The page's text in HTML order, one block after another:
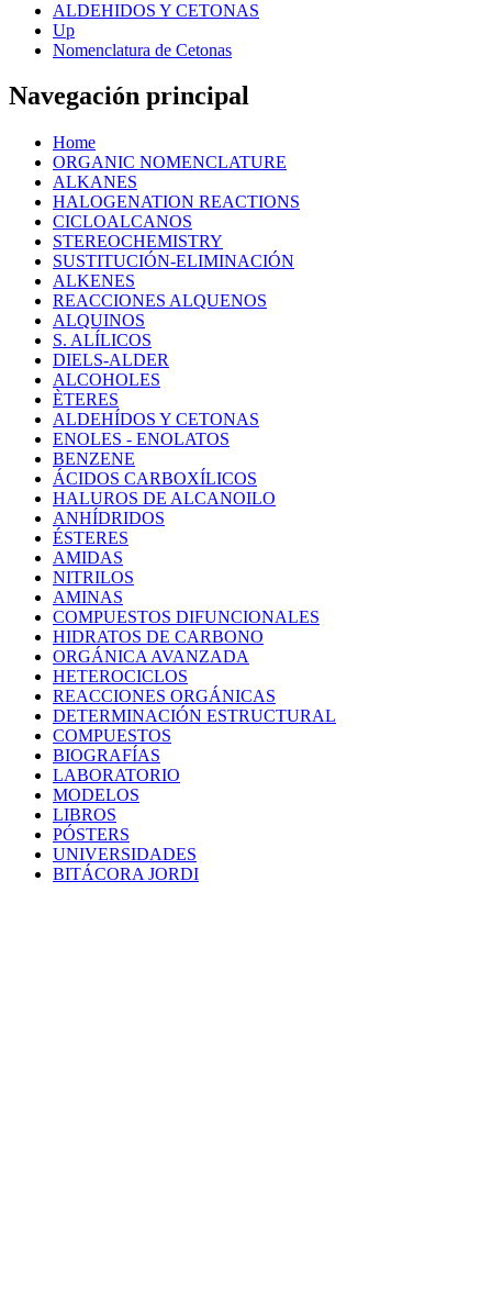
ALDEHIDOS Y CETONAS
Up
Nomenclatura de Cetonas
Navegación principal
Home
ORGANIC NOMENCLATURE
ALKANES
HALOGENATION REACTIONS
CICLOALCANOS
STEREOCHEMISTRY
SUSTITUCIÓN-ELIMINACIÓN
ALKENES
REACCIONES ALQUENOS
ALQUINOS
S. ALÍLICOS
DIELS-ALDER
ALCOHOLES
ÈTERES
ALDEHÍDOS Y CETONAS
ENOLES - ENOLATOS
BENZENE
ÁCIDOS CARBOXÍLICOS
HALUROS DE ALCANOILO
ANHÍDRIDOS
ÉSTERES
AMIDAS
NITRILOS
AMINAS
COMPUESTOS DIFUNCIONALES
HIDRATOS DE CARBONO
ORGÁNICA AVANZADA
HETEROCICLOS
REACCIONES ORGÁNICAS
DETERMINACIÓN ESTRUCTURAL
COMPUESTOS
BIOGRAFÍAS
LABORATORIO
MODELOS
LIBROS
PÓSTERS
UNIVERSIDADES
BITÁCORA JORDI